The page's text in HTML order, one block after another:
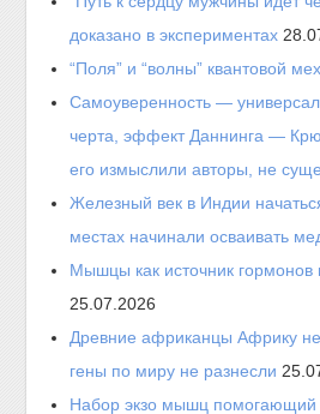
доказано в экспериментах
“Поля” и “волны” квантовой
Самоуверенность —
черта, эффект Даннинга —
его измыслили авторы, не
Железный век в Индии
местах начинали осваивать
Мышцы как источник гормонов
25.07.2026
Древние африканцы Африку
гены по миру не разнесли
Набор экзо мышц помогающий